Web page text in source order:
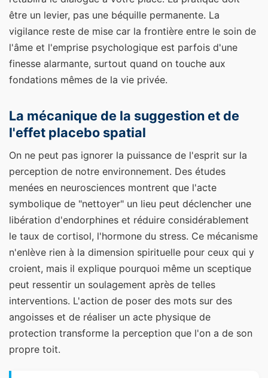
être un levier, pas une béquille permanente. La
vigilance reste de mise car la frontière entre le soin de
l'âme et l'emprise psychologique est parfois d'une
finesse alarmante, surtout quand on touche aux
fondations mêmes de la vie privée.
La mécanique de la suggestion et de
l'effet placebo spatial
On ne peut pas ignorer la puissance de l'esprit sur la
perception de notre environnement. Des études
menées en neurosciences montrent que l'acte
symbolique de "nettoyer" un lieu peut déclencher une
libération d'endorphines et réduire considérablement
le taux de cortisol, l'hormone du stress. Ce mécanisme
n'enlève rien à la dimension spirituelle pour ceux qui y
croient, mais il explique pourquoi même un sceptique
peut ressentir un soulagement après de telles
interventions. L'action de poser des mots sur des
angoisses et de réaliser un acte physique de
protection transforme la perception que l'on a de son
propre toit.